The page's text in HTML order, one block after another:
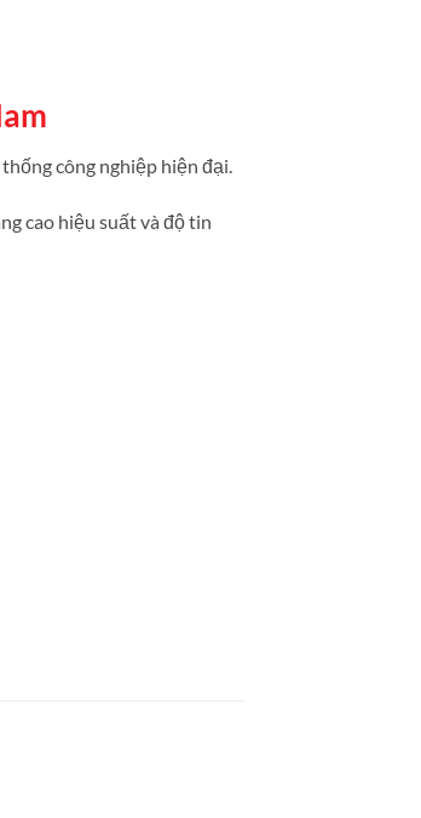
công nghiệp hiện đại.
cao hiệu suất và độ tin